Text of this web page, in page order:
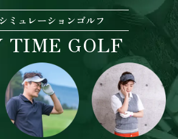
ミュレーションゴルフ
TIME GOLF